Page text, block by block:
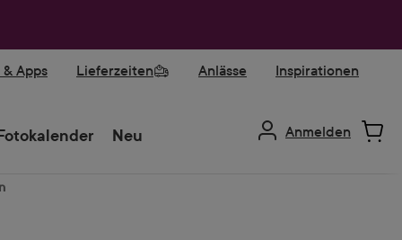
Apps Lieferzeiten Anlässe Inspirationen
Fotokalender Neu Anmelden